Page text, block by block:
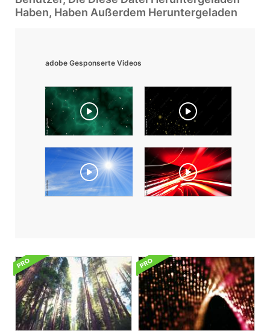
Haben, Haben Außerdem Heruntergeladen
adobe Gesponserte Videos